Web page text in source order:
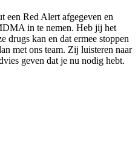
een Red Alert afgegeven en
in te nemen. Heb jij het
drugs kan en dat ermee stoppen
met ons team. Zij luisteren naar
geven dat je nu nodig hebt.